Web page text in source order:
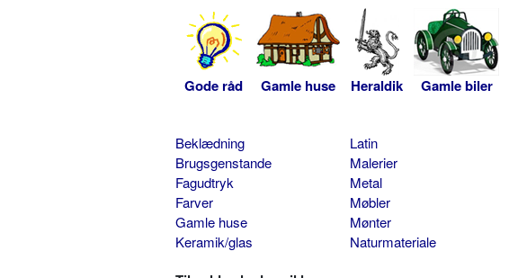
Gode råd Gamle huse Heraldik Gamle biler
Beklædning
Brugsgenstande
Fagudtryk
Farver
Gamle huse
Keramik/glas
Latin
Malerier
Metal
Møbler
Mønter
Naturmateriale